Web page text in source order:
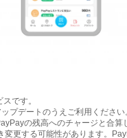
です。
プデートのうえご利用ください
の残高へのチャージと合算
更する可能性があります。